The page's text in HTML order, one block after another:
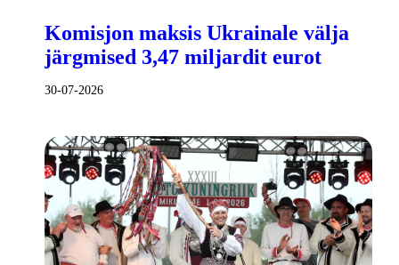
Komisjon maksis Ukrainale välja
järgmised 3,47 miljardit eurot
30-07-2026